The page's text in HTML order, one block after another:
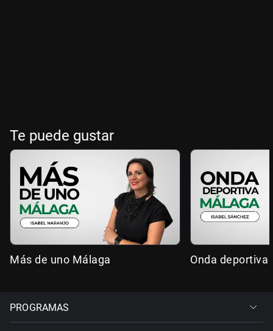
Te puede gustar
Más de uno Málaga Onda deportiva
PROGRAMAS